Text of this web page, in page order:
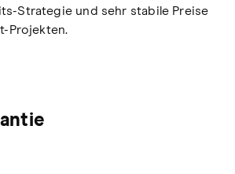
Strategie und sehr stabile Preise
Projekten.